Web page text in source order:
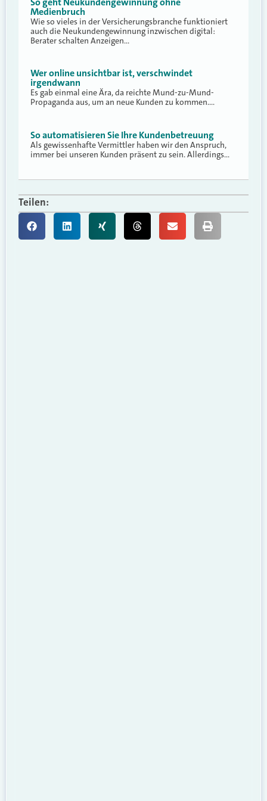
Medienbruch
Wie so vieles in der Versicherungsbranche funktioniert
auch die Neukundengewinnung inzwischen digital:
Berater schalten Anzeigen…
Wer online unsichtbar ist, verschwindet
irgendwann
Es gab einmal eine Ära, da reichte Mund-zu-Mund-
Propaganda aus, um an neue Kunden zu kommen.…
So automatisieren Sie Ihre Kundenbetreuung
Als gewissenhafte Vermittler haben wir den Anspruch,
immer bei unseren Kunden präsent zu sein. Allerdings…
Teilen: